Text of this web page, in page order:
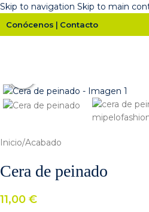
Skip to navigation Skip to main
Conócenos | Contacto
Inicio/Acabado
Cera de peinado
11,00 €